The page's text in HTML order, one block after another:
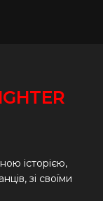
історією,
зі своїми